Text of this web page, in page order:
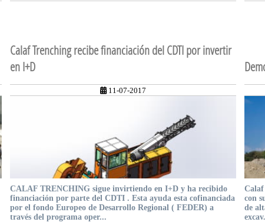
Calaf Trenching recibe financiación del CDTI por invertir
en I+D
11-07-2017
CALAF TRENCHING sigue invirtiendo en I+D y ha recibido
financiación por parte del CDTI . Esta ayuda esta cofinanciada
por el fondo Europeo de Desarrollo Regional ( FEDER) a
través del programa oper...
Calaf
con
de